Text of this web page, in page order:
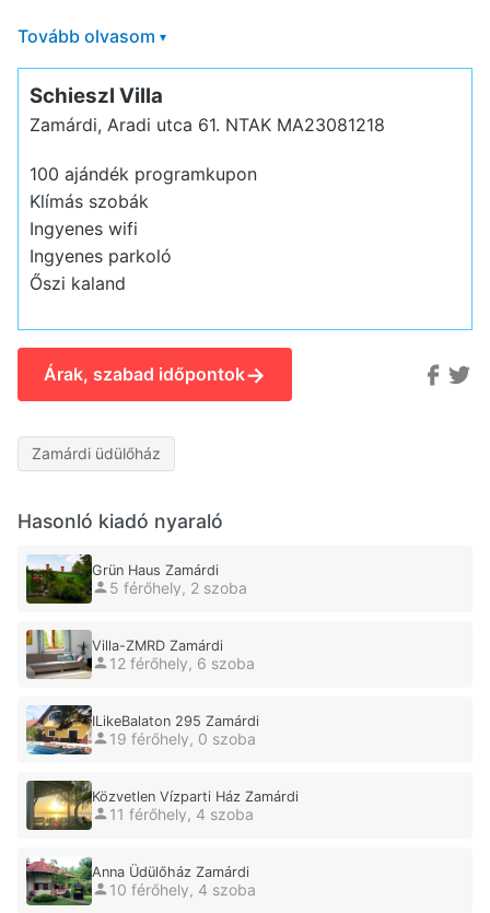
Tovább olvasom ▾
Schieszl Villa
Zamárdi, Aradi utca 61. NTAK MA23081218
100 ajándék programkupon
Klímás szobák
Ingyenes wifi
Ingyenes parkoló
Őszi kaland
Árak, szabad időpontok→
Zamárdi üdülőház
Hasonló kiadó nyaraló
Grün Haus Zamárdi
5 férőhely, 2 szoba
Villa-ZMRD Zamárdi
12 férőhely, 6 szoba
ILikeBalaton 295 Zamárdi
19 férőhely, 0 szoba
Közvetlen Vízparti Ház Zamárdi
11 férőhely, 4 szoba
Anna Üdülőház Zamárdi
10 férőhely, 4 szoba